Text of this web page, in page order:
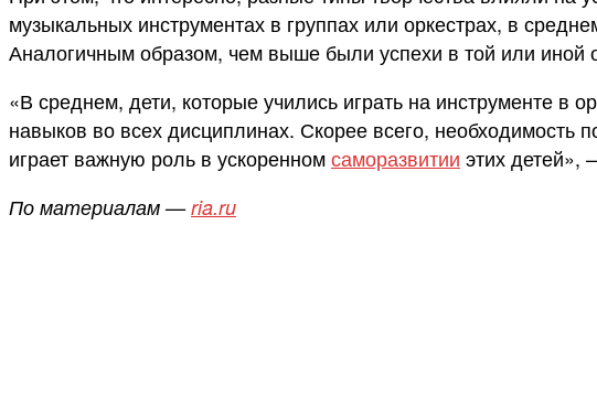
музыкальных инструментах в группах или оркестрах, в
Аналогичным образом, чем выше были успехи в той или иной
«В среднем, дети, которые учились играть на инструменте в
навыков во всех дисциплинах. Скорее всего, необходимость
играет важную роль в ускоренномсаморазвитии этих детей»,
По материалам —ria.ru